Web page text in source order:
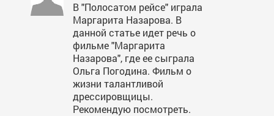
В "Полосатом рейсе" играла
Маргарита Назарова. В
данной статье идет речь о
фильме "Маргарита
Назарова", где ее сыграла
Ольга Погодина. Фильм о
жизни талантливой
дрессировщицы.
Рекомендую посмотреть.